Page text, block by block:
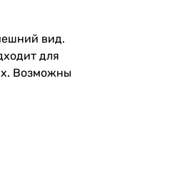
вид.
для
Возможны